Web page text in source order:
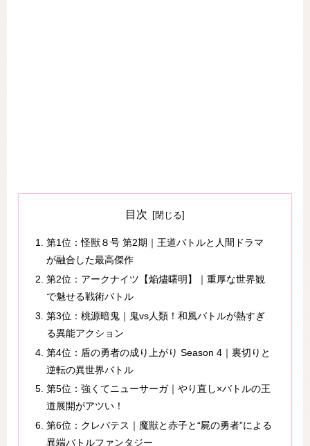
目次
第1位：怪獣８号 第2期｜王道バトルと人間ドラマ
が融合した最高傑作
第2位：アークナイツ【焔燼曙明】｜重厚な世界観
で魅せる戦術バトル
第3位：桃源暗鬼｜鬼vs人類！和風バトルが熱すぎ
る異能アクション
第4位：盾の勇者の成り上がり Season 4｜裏切りと
逆転の異世界バトル
第5位：強くてニューサーガ｜やり直し×バトルの王
道展開がアツい！
第6位：クレバテス｜魔獣と赤子と“屍の勇者”による
異端バトルファンタジー